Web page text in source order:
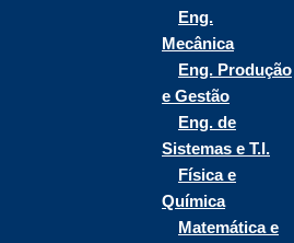
Eng.
Mecânica
Eng. Produção
e Gestão
Eng. de
Sistemas e T.I.
Física e
Química
Matemática e